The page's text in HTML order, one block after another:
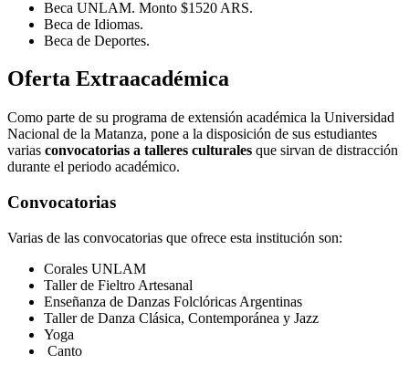
Beca UNLAM. Monto $1520 ARS.
Beca de Idiomas.
Beca de Deportes.
Oferta Extraacadémica
Como parte de su programa de extensión académica la Universidad
Nacional de la Matanza, pone a la disposición de sus estudiantes
varias convocatorias a talleres culturales que sirvan de distracción
durante el periodo académico.
Convocatorias
Varias de las convocatorias que ofrece esta institución son:
Corales UNLAM
Taller de Fieltro Artesanal
Enseñanza de Danzas Folclóricas Argentinas
Taller de Danza Clásica, Contemporánea y Jazz
Yoga
Canto